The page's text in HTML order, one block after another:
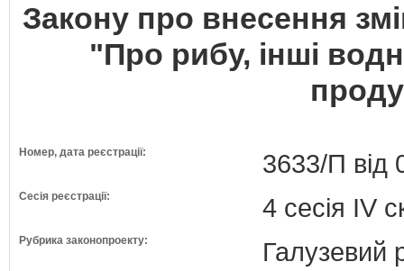
Закону про внесення
"Про рибу, інші
Номер, дата реєстрації: 3633/П від
Сесія реєстрації: 4 сесія IV
Рубрика законопроекту: Галузевий